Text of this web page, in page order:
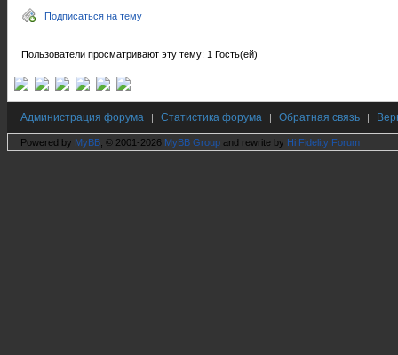
Подписаться на тему
Пользователи просматривают эту тему: 1 Гость(ей)
Администрация форума | Статистика форума | Обратная связь |
Powered by MyBB , © 2001-2026 MyBB Group and rewrite by Hi Fidelity Forum